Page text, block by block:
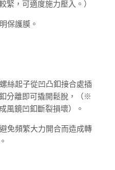
緊，可適度施力壓入。）
保護膜。
絲起子從凹凸釦接合處插
分離即可撬開鬆脫，（※
風鏡凹釦斷裂損壞）。
免頻繁大力開合而造成轉